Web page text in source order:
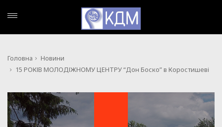
Головна
Новини
15 РОКІВ МОЛОДІЖНОМУ ЦЕНТРУ “Дон Боско” в Коростишеві